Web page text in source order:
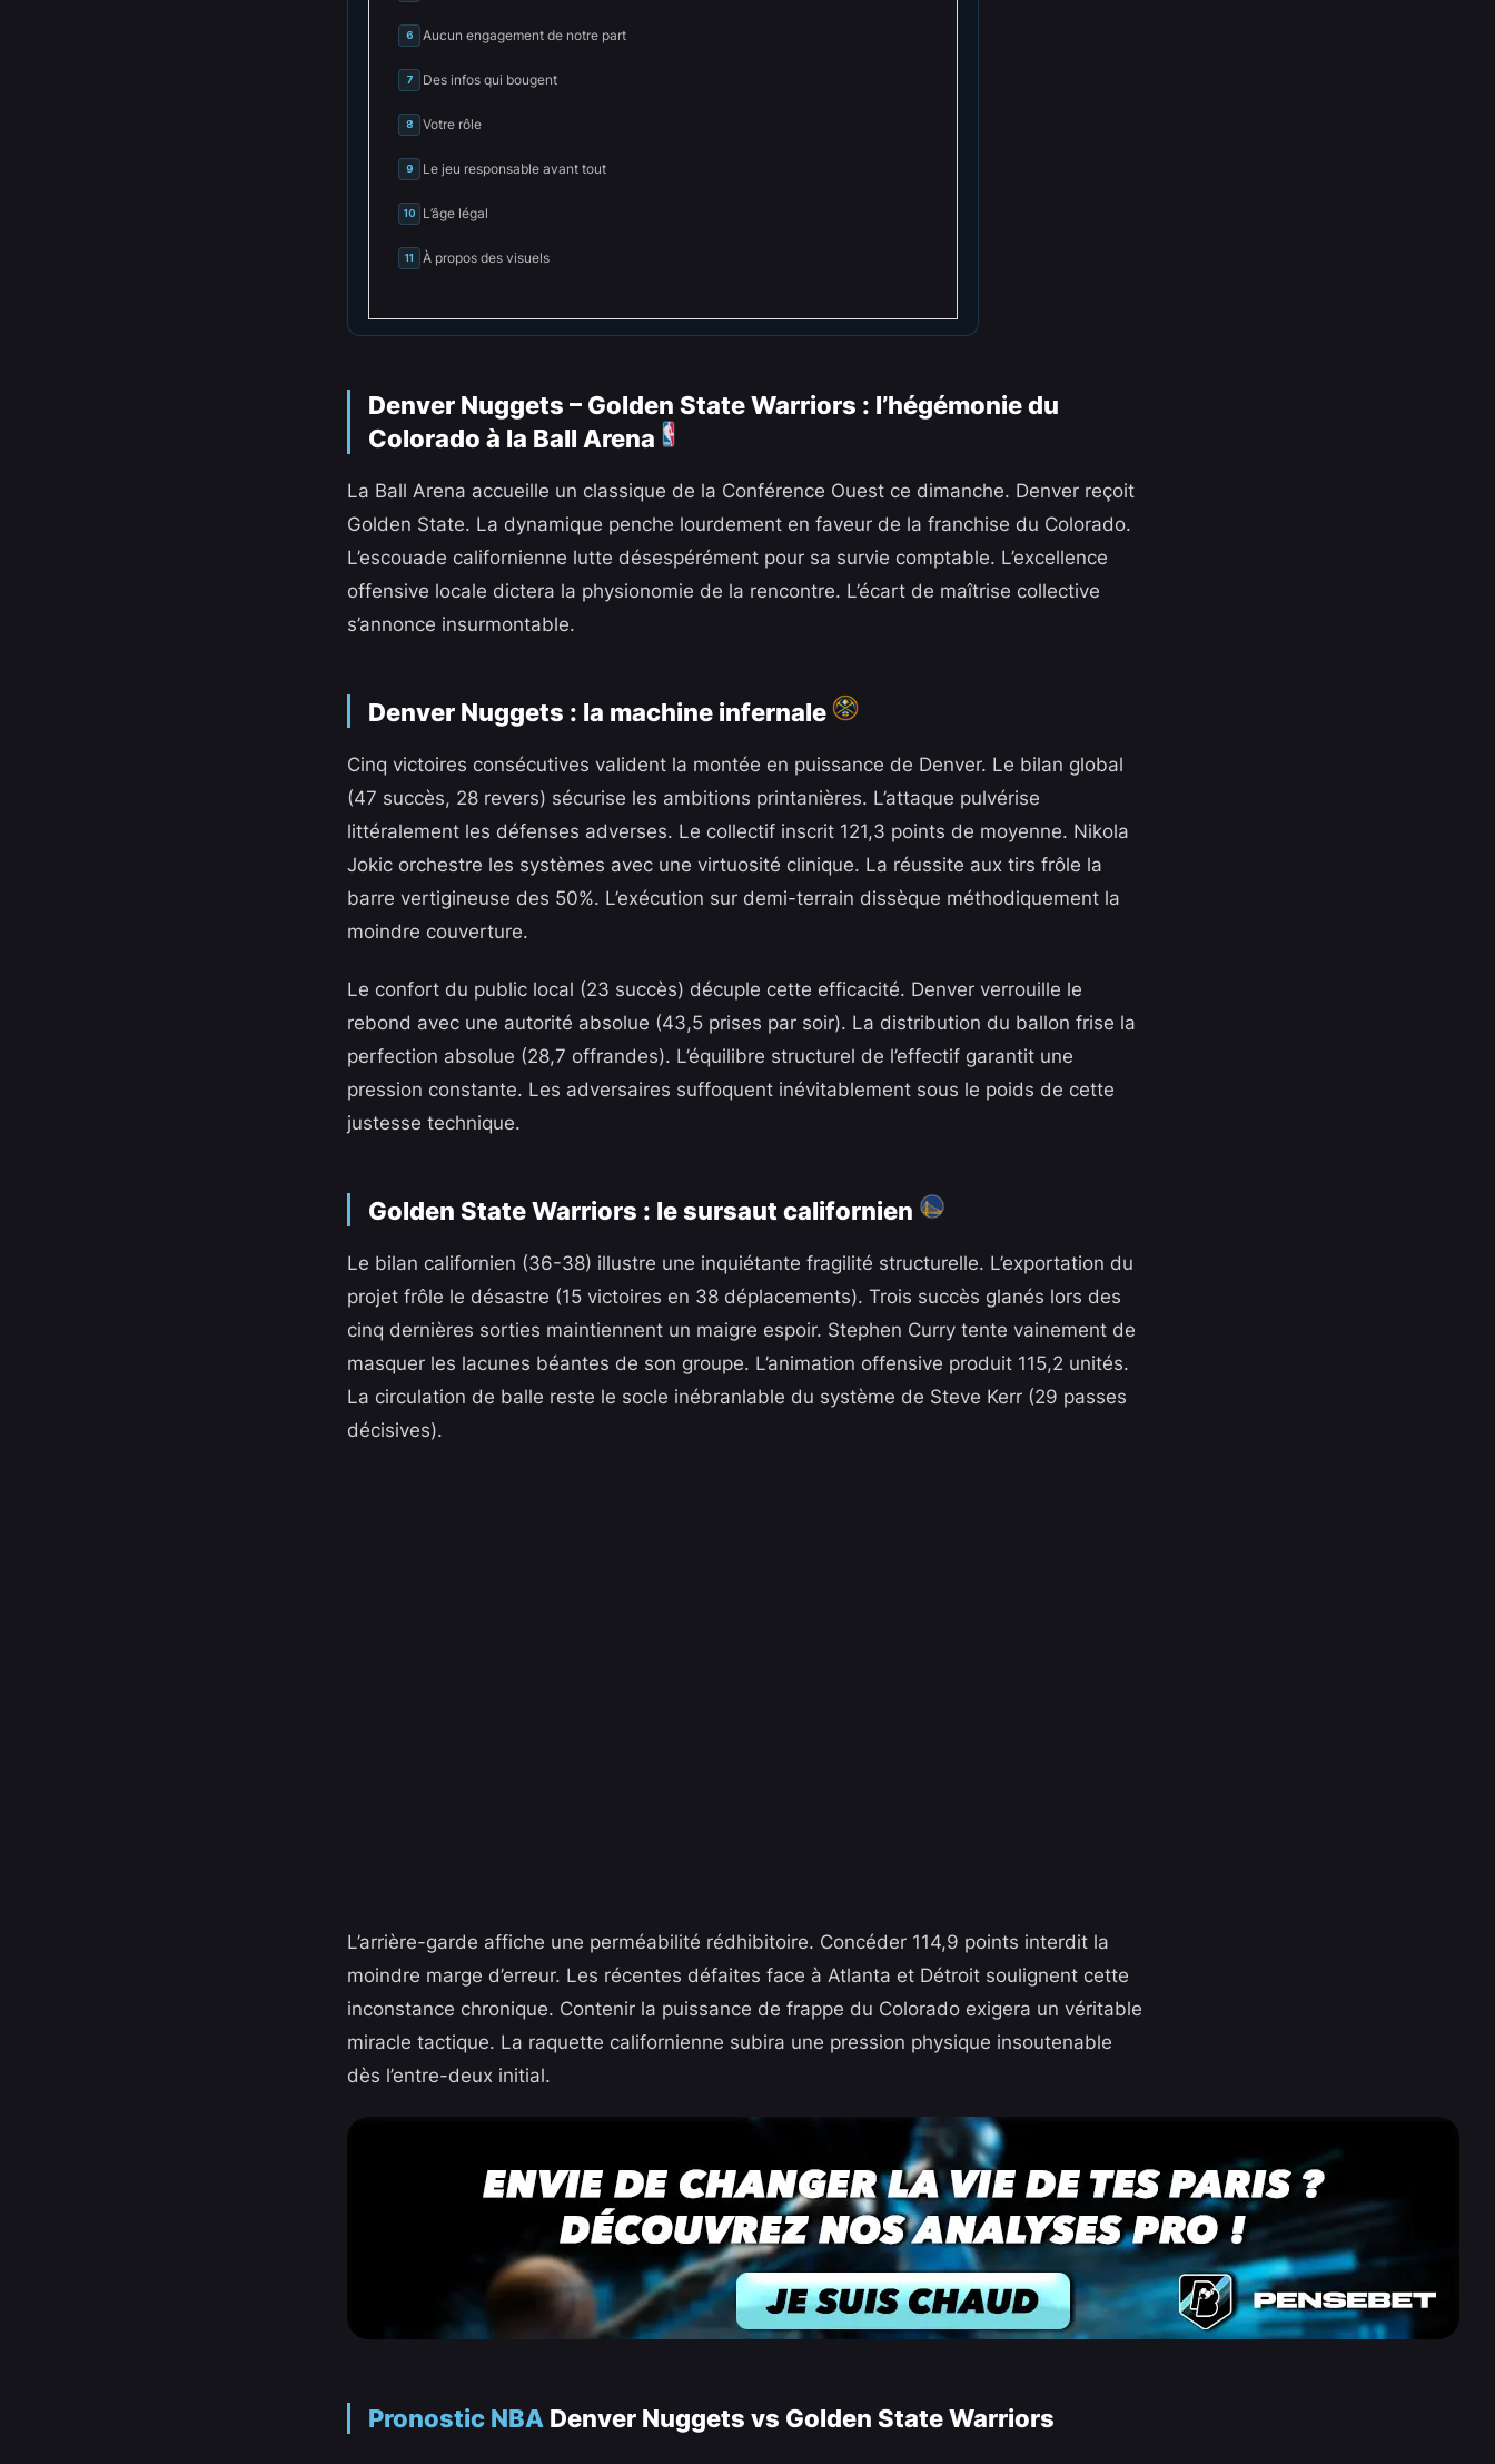
6 Aucun engagement de notre part
7 Des infos qui bougent
8 Votre rôle
9 Le jeu responsable avant tout
10 L’âge légal
11 À propos des visuels
Denver Nuggets – Golden State Warriors : l’hégémonie du
Colorado à la Ball Arena
La Ball Arena accueille un classique de la Conférence Ouest ce dimanche. Denver reçoit
Golden State. La dynamique penche lourdement en faveur de la franchise du Colorado.
L’escouade californienne lutte désespérément pour sa survie comptable. L’excellence
offensive locale dictera la physionomie de la rencontre. L’écart de maîtrise collective
s’annonce insurmontable.
Denver Nuggets : la machine infernale
Cinq victoires consécutives valident la montée en puissance de Denver. Le bilan global
(47 succès, 28 revers) sécurise les ambitions printanières. L’attaque pulvérise
littéralement les défenses adverses. Le collectif inscrit 121,3 points de moyenne. Nikola
Jokic orchestre les systèmes avec une virtuosité clinique. La réussite aux tirs frôle la
barre vertigineuse des 50%. L’exécution sur demi-terrain dissèque méthodiquement la
moindre couverture.
Le confort du public local (23 succès) décuple cette efficacité. Denver verrouille le
rebond avec une autorité absolue (43,5 prises par soir). La distribution du ballon frise la
perfection absolue (28,7 offrandes). L’équilibre structurel de l’effectif garantit une
pression constante. Les adversaires suffoquent inévitablement sous le poids de cette
justesse technique.
Golden State Warriors : le sursaut californien
Le bilan californien (36-38) illustre une inquiétante fragilité structurelle. L’exportation du
projet frôle le désastre (15 victoires en 38 déplacements). Trois succès glanés lors des
cinq dernières sorties maintiennent un maigre espoir. Stephen Curry tente vainement de
masquer les lacunes béantes de son groupe. L’animation offensive produit 115,2 unités.
La circulation de balle reste le socle inébranlable du système de Steve Kerr (29 passes
décisives).
L’arrière-garde affiche une perméabilité rédhibitoire. Concéder 114,9 points interdit la
moindre marge d’erreur. Les récentes défaites face à Atlanta et Détroit soulignent cette
inconstance chronique. Contenir la puissance de frappe du Colorado exigera un véritable
miracle tactique. La raquette californienne subira une pression physique insoutenable
dès l’entre-deux initial.
Pronostic NBA Denver Nuggets vs Golden State Warriors